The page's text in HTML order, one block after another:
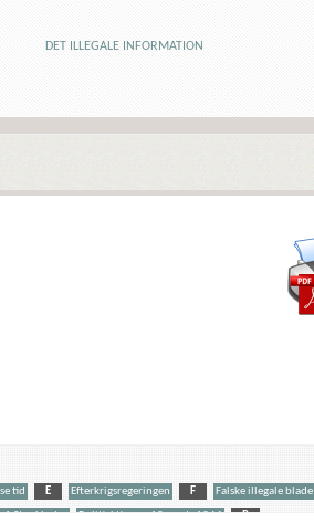
DET ILLEGALE INFORMATION
tid E Efterkrigsregeringen F
Falske illegale blade
Stockholm Politiaktionen 19. sept. 1944
R